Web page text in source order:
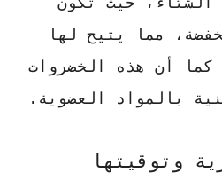
مما يتيح لها
كما أن هذه الخضروات
بالمواد العضوية.
وتوقيتها